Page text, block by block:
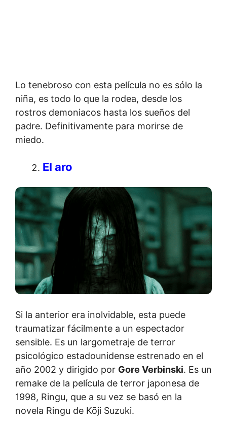
Lo tenebroso con esta película no es sólo la
niña, es todo lo que la rodea, desde los
rostros demoniacos hasta los sueños del
padre. Definitivamente para morirse de
miedo.
El aro
Si la anterior era inolvidable, esta puede
traumatizar fácilmente a un espectador
sensible. Es un largometraje de terror
psicológico estadounidense estrenado en el
año 2002 y dirigido por Gore Verbinski. Es un
remake de la película de terror japonesa de
1998, Ringu, que a su vez se basó en la
novela Ringu de Kōji Suzuki.